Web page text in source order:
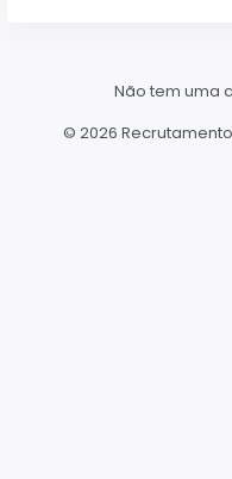
Não tem uma
© 2026